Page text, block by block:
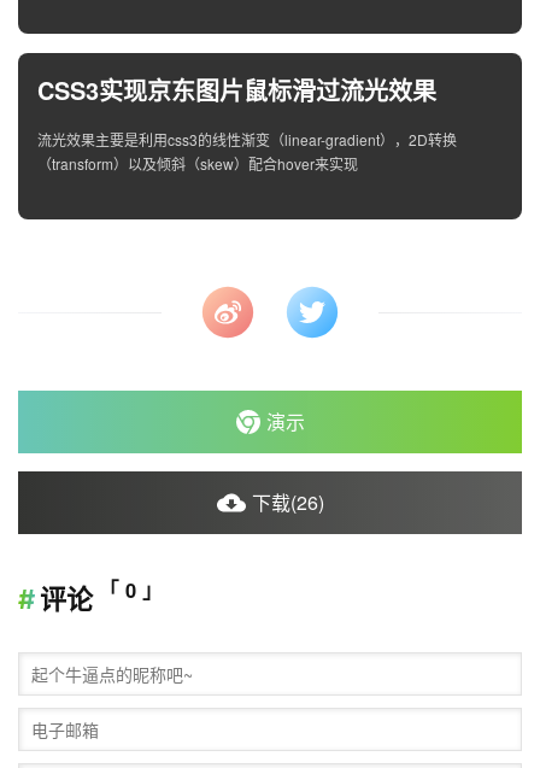
CSS3实现京东图片鼠标滑过流光效果
流光效果主要是利用css3的线性渐变（linear-gradient），2D转换
（transform）以及倾斜（skew）配合hover来实现
演示
下载(26)
评论「 0 」